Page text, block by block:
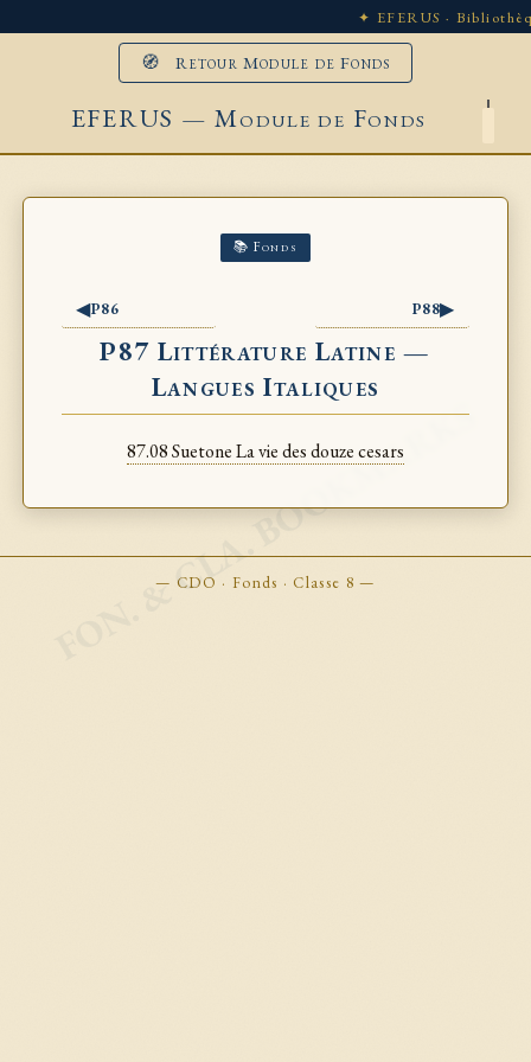
FON. & CLA. BOOKMARKS
✦ EFERUS ·
🧭 Retour Module de Fonds
EFERUS — Module de Fonds
📚 Fonds
◀P86 P88▶
P87 Littérature Latine —
Langues Italiques
87.08 Suetone La vie des douze cesars
— CDO · Fonds · Classe 8 —